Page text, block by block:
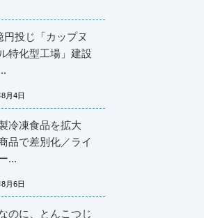
円投じ「カップヌ
特化型工場」建設
月4日
冷凍食品を拡大
品で差別化／ライ
...
月6日
のに、とんこつじ